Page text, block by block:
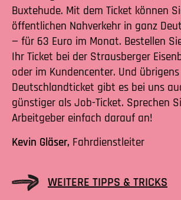
Buxtehude. Mit dem Ticket können
öffentlichen Nahverkehr in ganz
— für 63 Euro im Monat. Bestellen
Ihr Ticket bei der Strausberger
oder im Kundencenter. Und
Deutschlandticket gibt es bei uns
günstiger als Job-Ticket. Sprechen
Arbeitgeber einfach darauf an!
Kevin Gläser, Fahrdienstleiter
WEITERE TIPPS & TRICKS